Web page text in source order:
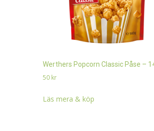
Werthers Popcorn Classic Påse –
50 kr
Läs mera & köp